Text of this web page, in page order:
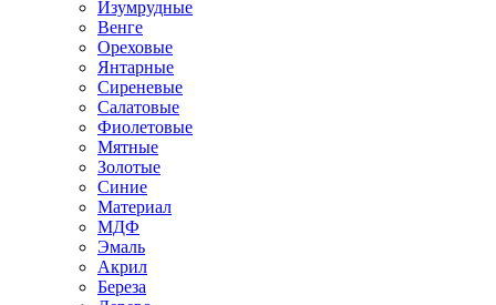
Изумрудные
Венге
Ореховые
Янтарные
Сиреневые
Салатовые
Фиолетовые
Мятные
Золотые
Синие
Материал
МДФ
Эмаль
Акрил
Береза